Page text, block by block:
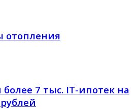
отопления
7 тыс. IT-ипотек на